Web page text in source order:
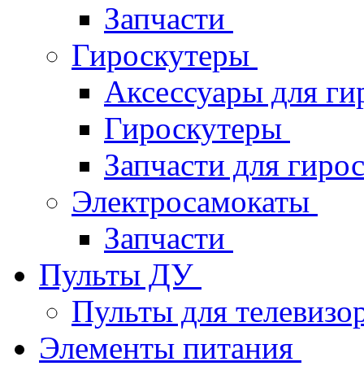
Запчасти
Гироскутеры
Аксессуары для
Гироскутеры
Запчасти для
Электросамокаты
Запчасти
Пульты ДУ
Пульты для
Элементы питания